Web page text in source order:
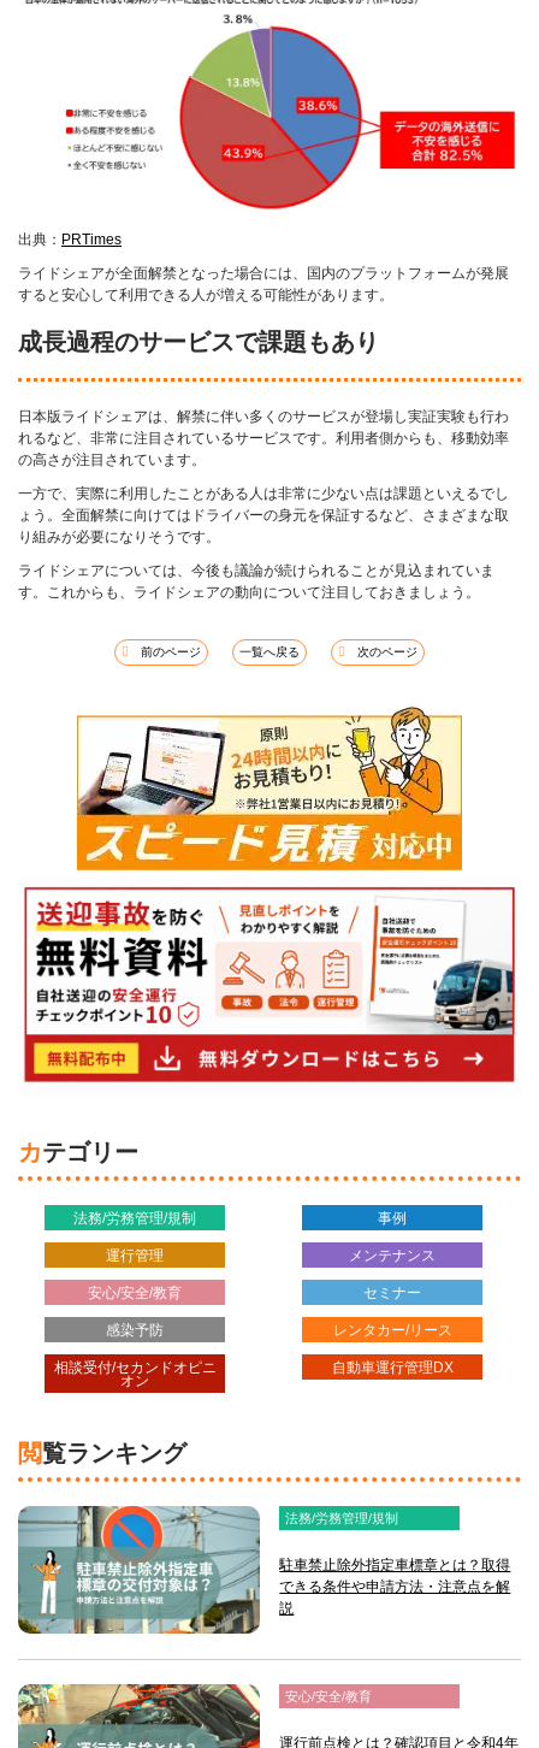
出典： PRTimes
ライドシェアが全面解禁となった場合には、国内のプラットフォームが発展
すると安心して利用できる人が増える可能性があります。
成長過程のサービスで課題もあり
日本版ライドシェアは、解禁に伴い多くのサービスが登場し実証実験も行わ
れるなど、非常に注目されているサービスです。利用者側からも、移動効率
の高さが注目されています。
一方で、実際に利用したことがある人は非常に少ない点は課題といえるでし
ょう。全面解禁に向けてはドライバーの身元を保証するなど、さまざまな取
り組みが必要になりそうです。
ライドシェアについては、今後も議論が続けられることが見込まれていま
す。これからも、ライドシェアの動向について注目しておきましょう。
前のページ 一覧へ戻る 次のページ
カテゴリー
法務/労務管理/規制 事例
運行管理 メンテナンス
安心/安全/教育 セミナー
感染予防 レンタカー/リース
相談受付/セカンドオピニ
オン
自動車運行管理DX
閲覧ランキング
法務/労務管理/規制
駐車禁止除外指定車標章とは？取得
できる条件や申請方法・注意点を解
説
安心/安全/教育
運行前点検とは？確認項目と令和4年